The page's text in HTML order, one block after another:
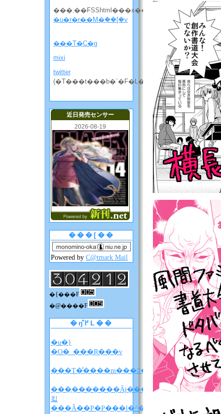
���܂��FSShtml���x��
�u�r�r��M�݂��[�v
���T�C�g
mixi
twitter
(�T���t���b�`�F�L���̘b����)
近日発売センサー
2026-08-19
���[��
Powered by C@tmark Mail
�{���F
�@����F
�ŋ߂̋L��
�u�}
�O�_���Ŗ���v
���̖�������Ȃɉ����
킯
���Ȃ��P�P���l�^�o�����z